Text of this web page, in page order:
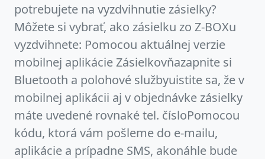
potrebujete na vyzdvihnutie zásielky?
Môžete si vybrať, ako zásielku zo Z-BOXu
vyzdvihnete: Pomocou aktuálnej verzie
mobilnej aplikácie Zásielkovňazapnite si
Bluetooth a polohové službyuistite sa, že v
mobilnej aplikácii aj v objednávke zásielky
máte uvedené rovnaké tel. čísloPomocou
kódu, ktorá vám pošleme do e-mailu,
aplikácie a prípadne SMS, akonáhle bude